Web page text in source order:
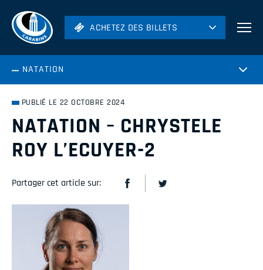
ACHETEZ DES BILLETS
ACHETEZ DES BILLETS
NATATION
PUBLIÉ LE 22 OCTOBRE 2024
NATATION – CHRYSTELE
ROY L’ECUYER-2
Partager cet article sur: